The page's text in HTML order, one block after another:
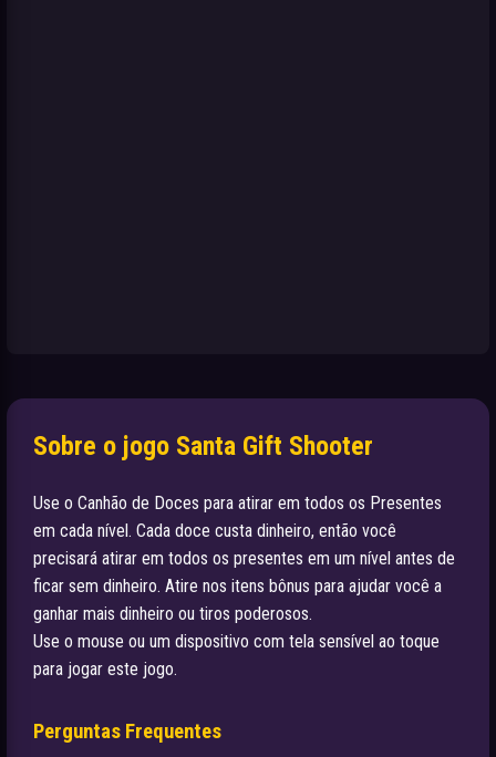
Sobre o jogo Santa Gift Shooter
Use o Canhão de Doces para atirar em todos os Presentes
em cada nível. Cada doce custa dinheiro, então você
precisará atirar em todos os presentes em um nível antes de
ficar sem dinheiro. Atire nos itens bônus para ajudar você a
ganhar mais dinheiro ou tiros poderosos.
Use o mouse ou um dispositivo com tela sensível ao toque
para jogar este jogo.
Perguntas Frequentes